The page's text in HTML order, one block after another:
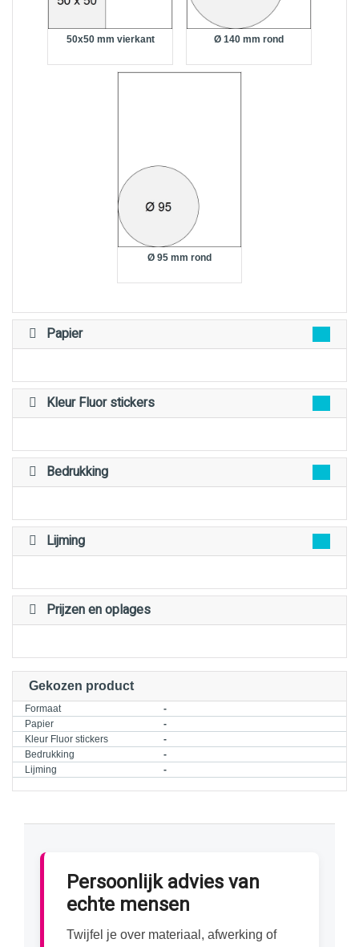
50x50 mm vierkant Ø 140 mm rond
Ø 95 mm rond
Papier
Kleur Fluor stickers
Bedrukking
Lijming
Prijzen en oplages
Gekozen product
Formaat
-
Papier
-
Kleur Fluor stickers
-
Bedrukking
-
Lijming
-
Persoonlijk advies van
echte mensen
Twijfel je over materiaal, afwerking of